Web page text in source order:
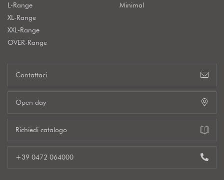
L-Range
XL-Range
XXL-Range
OVER-Range
Minimal
Contattaci
Open day
Richiedi catalogo
+39 0472 064000